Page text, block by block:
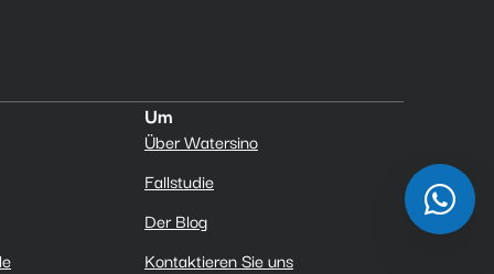
Um
Über Watersino
Fallstudie
Der Blog
Kontaktieren Sie uns